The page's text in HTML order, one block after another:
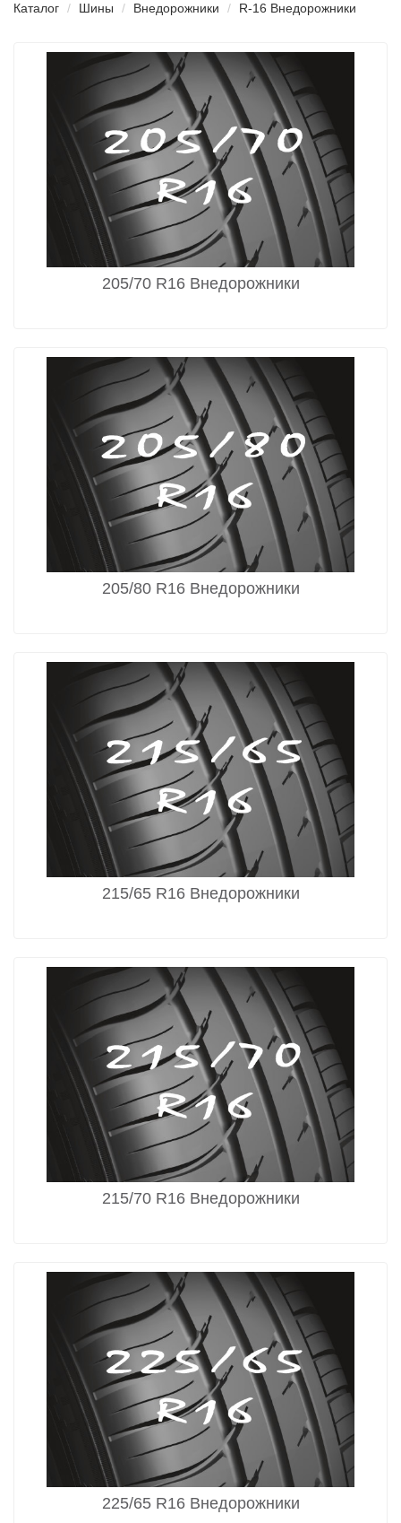
Каталог Шины Внедорожники R-16 Внедорожники
205/70 R16 Внедорожники
205/80 R16 Внедорожники
215/65 R16 Внедорожники
215/70 R16 Внедорожники
225/65 R16 Внедорожники